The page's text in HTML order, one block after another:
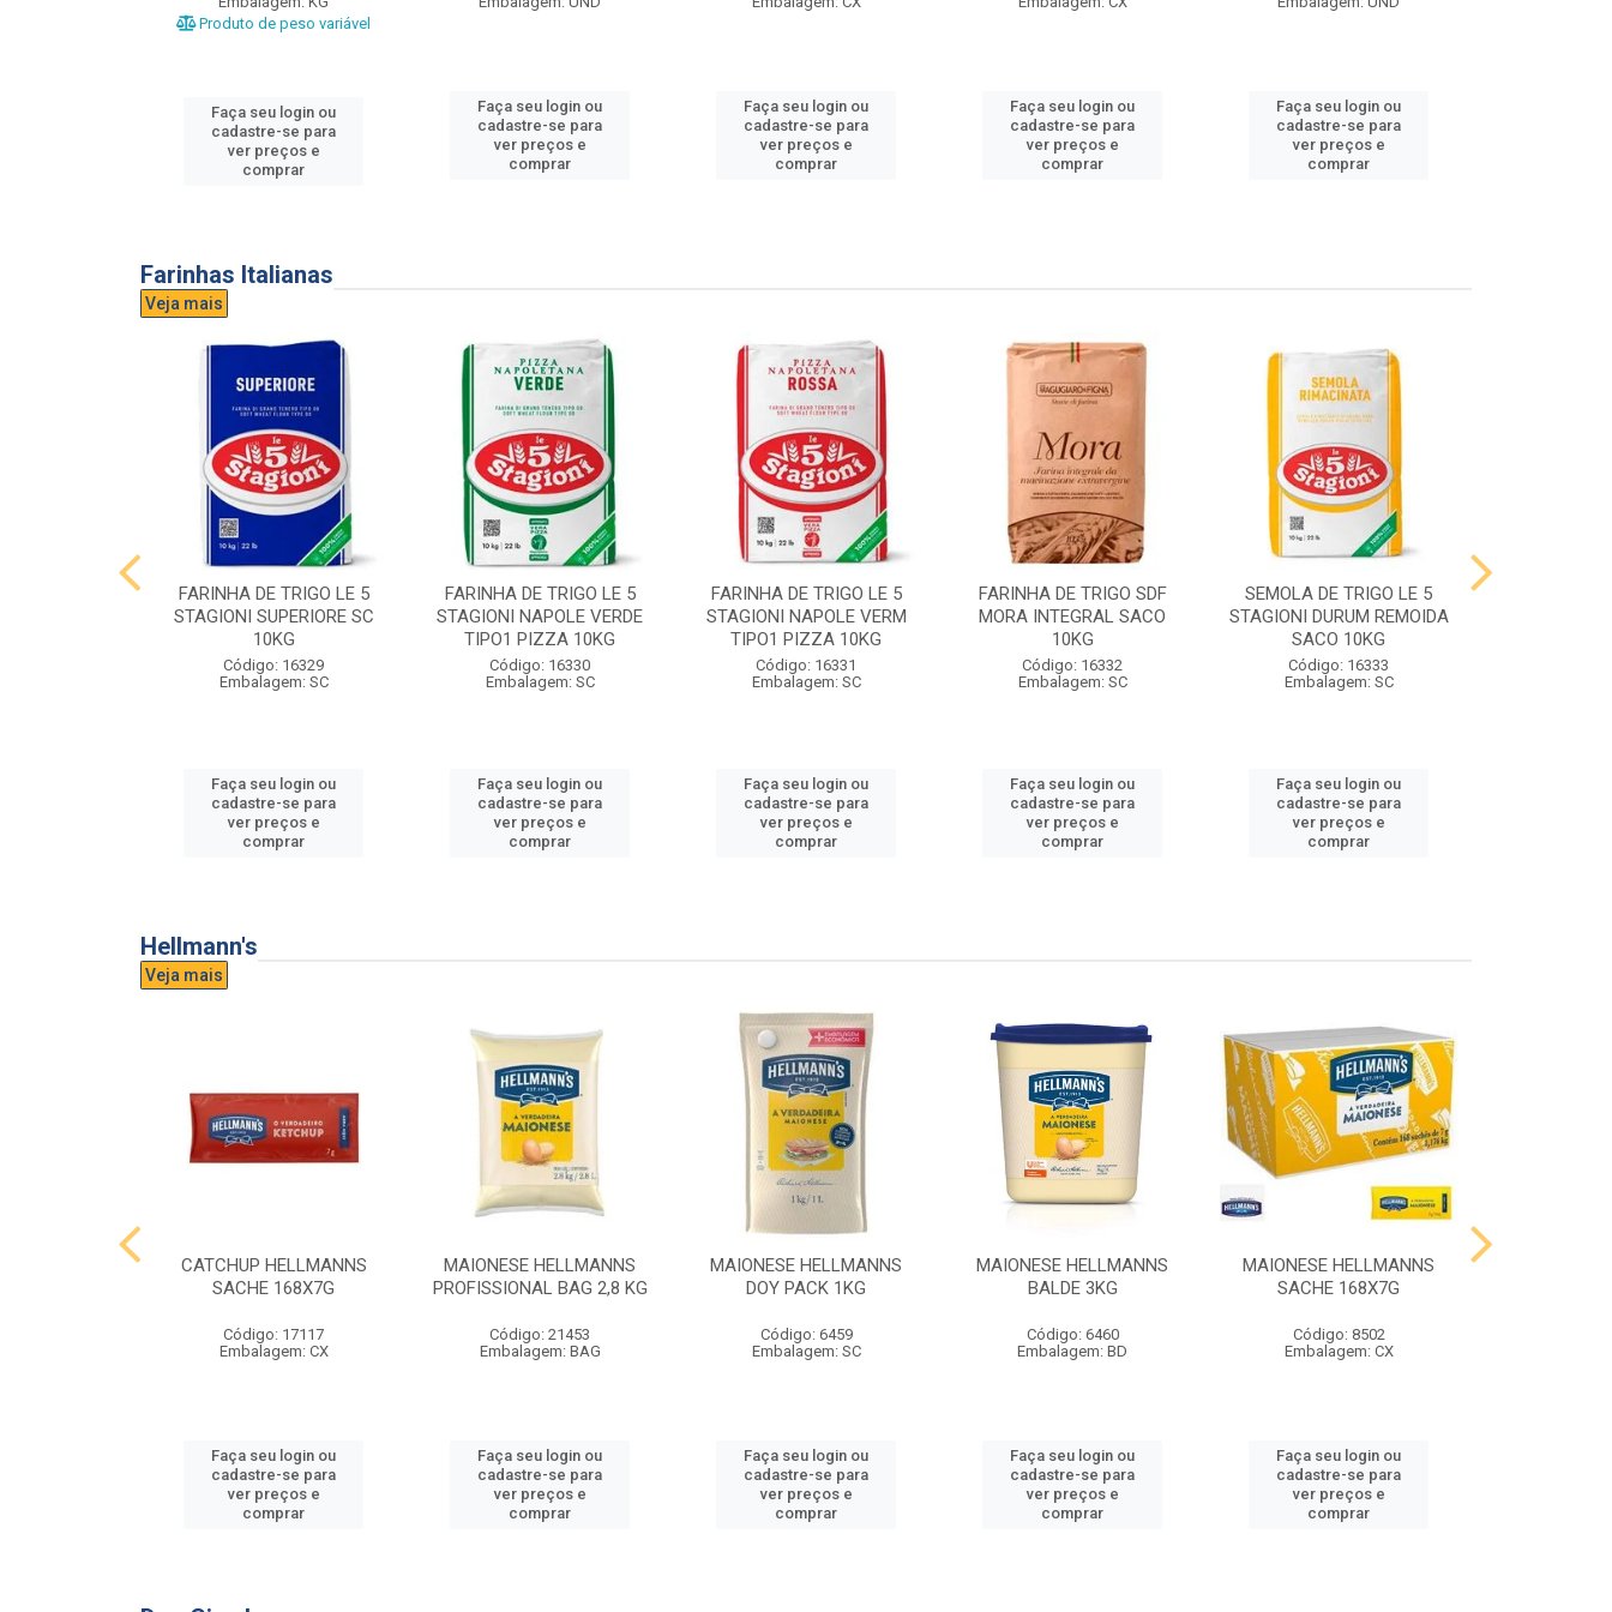
Produto de peso variável
Faça seu login ou
cadastre-se para
ver preços e
comprar
Faça seu login ou
cadastre-se para
ver preços e
comprar
Faça seu login ou
cadastre-se para
ver preços e
comprar
Faça seu login ou
cadastre-se para
ver preços e
comprar
Faça seu login ou
cadastre-se para
ver preços e
comprar
Farinhas Italianas
Veja mais
FARINHA DE TRIGO LE 5
STAGIONI SUPERIORE SC
10KG
Código: 16329
Embalagem: SC
Faça seu login ou
cadastre-se para
ver preços e
comprar
FARINHA DE TRIGO LE 5
STAGIONI NAPOLE VERDE
TIPO1 PIZZA 10KG
Código: 16330
Embalagem: SC
Faça seu login ou
cadastre-se para
ver preços e
comprar
FARINHA DE TRIGO LE 5
STAGIONI NAPOLE VERM
TIPO1 PIZZA 10KG
Código: 16331
Embalagem: SC
Faça seu login ou
cadastre-se para
ver preços e
comprar
FARINHA DE TRIGO SDF
MORA INTEGRAL SACO
10KG
Código: 16332
Embalagem: SC
Faça seu login ou
cadastre-se para
ver preços e
comprar
SEMOLA DE TRIGO LE 5
STAGIONI DURUM REMOIDA
SACO 10KG
Código: 16333
Embalagem: SC
Faça seu login ou
cadastre-se para
ver preços e
comprar
Hellmann's
Veja mais
CATCHUP HELLMANNS
SACHE 168X7G
Código: 17117
Embalagem: CX
Faça seu login ou
cadastre-se para
ver preços e
comprar
MAIONESE HELLMANNS
PROFISSIONAL BAG 2,8 KG
Código: 21453
Embalagem: BAG
Faça seu login ou
cadastre-se para
ver preços e
comprar
MAIONESE HELLMANNS
DOY PACK 1KG
Código: 6459
Embalagem: SC
Faça seu login ou
cadastre-se para
ver preços e
comprar
MAIONESE HELLMANNS
BALDE 3KG
Código: 6460
Embalagem: BD
Faça seu login ou
cadastre-se para
ver preços e
comprar
MAIONESE HELLMANNS
SACHE 168X7G
Código: 8502
Embalagem: CX
Faça seu login ou
cadastre-se para
ver preços e
comprar